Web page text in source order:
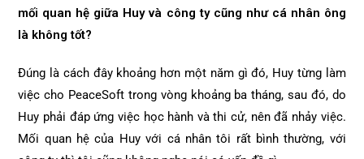
mối quan hệ giữa Huy và công ty cũng như cá nhân ông
là không tốt?
Đúng là cách đây khoảng hơn một năm gì đó, Huy từng làm
việc cho PeaceSoft trong vòng khoảng ba tháng, sau đó, do
Huy phải đáp ứng việc học hành và thi cử, nên đã nhảy việc.
Mối quan hệ của Huy với cá nhân tôi rất bình thường, với